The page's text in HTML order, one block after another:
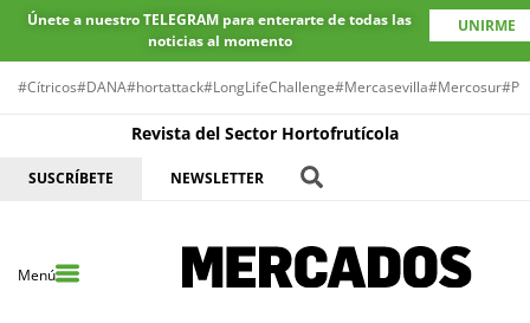
Únete a nuestro TELEGRAM para enterarte de todas las
noticias al momento
UNIRME
#Cítricos#DANA#hortattack#LongLifeChallenge#Mercasevilla#Mercosur
Revista del Sector Hortofrutícola
SUSCRÍBETE NEWSLETTER
Menú